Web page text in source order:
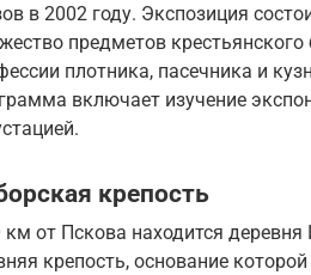
в 2002 году. Экспозиция
предметов крестьянского
плотника, пасечника и
включает изучение
крепость
км от Пскова находится
крепость, основание